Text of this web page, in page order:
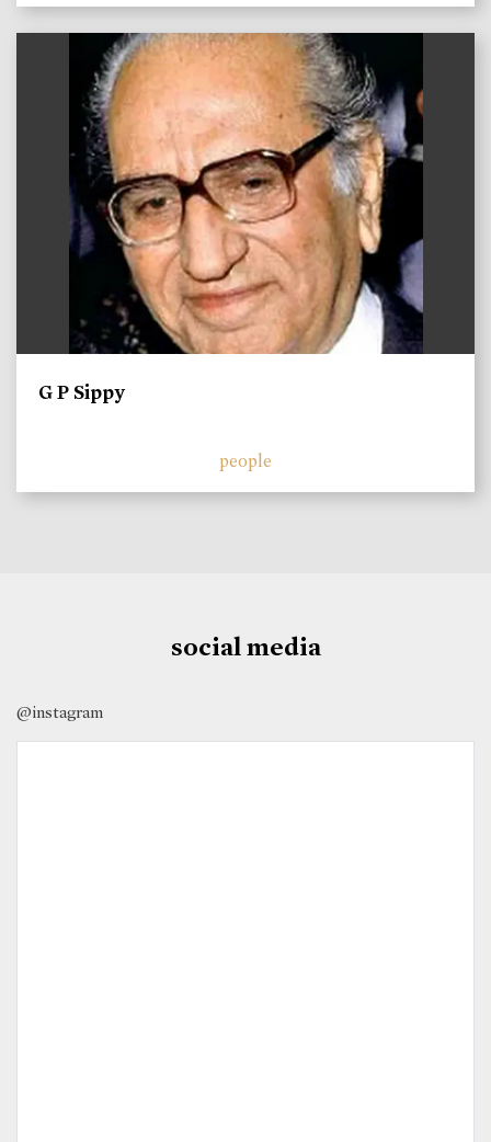
G P Sippy
people
social media
@instagram